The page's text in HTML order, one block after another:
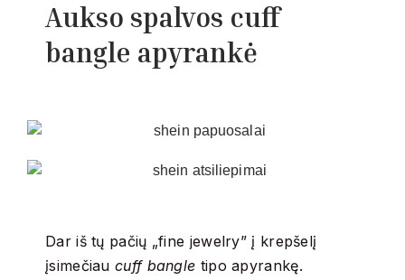
Aukso spalvos cuff
bangle apyrankė
Dar iš tų pačių „fine jewelry” į krepšelį
įsimečiau cuff bangle tipo apyrankę.